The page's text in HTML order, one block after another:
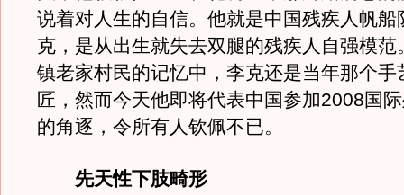
说着对人生的自信。他就是中国残疾人帆船
克，是从出生就失去双腿的残疾人自强模范
镇老家村民的记忆中，李克还是当年那个手
匠，然而今天他即将代表中国参加2008国
的角逐，令所有人钦佩不已。
先天性下肢畸形